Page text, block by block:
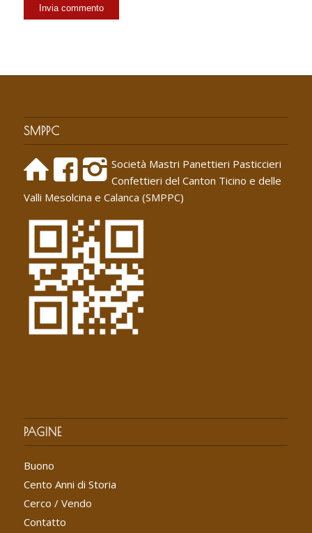
SMPPC
Società Mastri Panettieri Pasticcieri
Confettieri del Canton Ticino e delle
Valli Mesolcina e Calanca (SMPPC)
PAGINE
Buono
Cento Anni di Storia
Cerco / Vendo
Contatto